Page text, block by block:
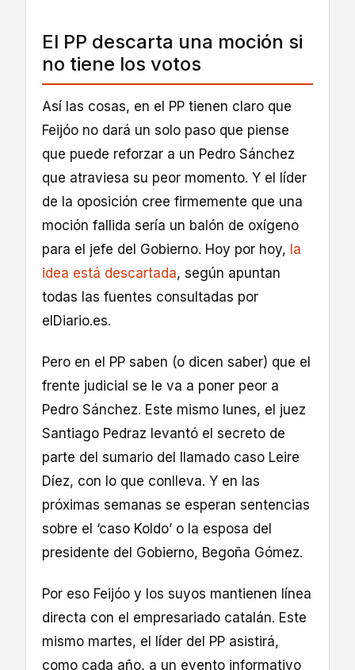
El PP descarta una moción si
no tiene los votos
Así las cosas, en el PP tienen claro que
Feijóo no dará un solo paso que piense
que puede reforzar a un Pedro Sánchez
que atraviesa su peor momento. Y el líder
de la oposición cree firmemente que una
moción fallida sería un balón de oxígeno
para el jefe del Gobierno. Hoy por hoy, la
idea está descartada, según apuntan
todas las fuentes consultadas por
elDiario.es.
Pero en el PP saben (o dicen saber) que el
frente judicial se le va a poner peor a
Pedro Sánchez. Este mismo lunes, el juez
Santiago Pedraz levantó el secreto de
parte del sumario del llamado caso Leire
Díez, con lo que conlleva. Y en las
próximas semanas se esperan sentencias
sobre el ‘caso Koldo’ o la esposa del
presidente del Gobierno, Begoña Gómez.
Por eso Feijóo y los suyos mantienen línea
directa con el empresariado catalán. Este
mismo martes, el líder del PP asistirá,
como cada año, a un evento informativo